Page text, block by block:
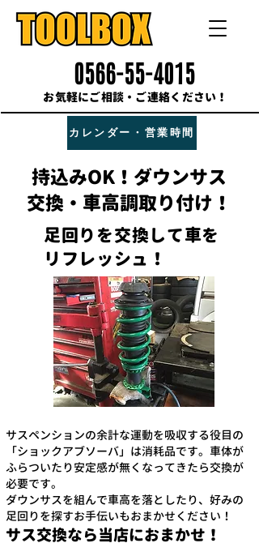
0566-55-4015
お気軽にご相談・ご連絡ください！
カレンダー・営業時間
持込みOK！ダウンサス
交換・車高調取り付け！
足回りを交換して車を
リフレッシュ！
サスペンションの余計な運動を吸収する役目の
「ショックアブソーバ」は消耗品です。車体が
ふらついたり安定感が無くなってきたら交換が
必要です。
ダウンサスを組んで車高を落としたり、好みの
足回りを探すお手伝いもおまかせください！
サス交換なら当店におまかせ！